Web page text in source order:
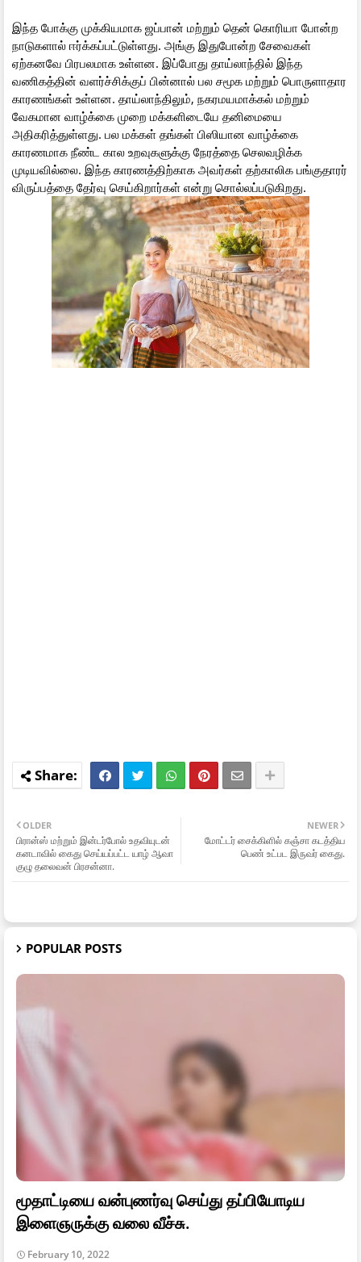
இந்த போக்கு முக்கியமாக ஜப்பான் மற்றும் தென் கொரியா போன்ற
நாடுகளால் ஈர்க்கப்பட்டுள்ளது. அங்கு இதுபோன்ற சேவைகள்
ஏற்கனவே பிரபலமாக உள்ளன. இப்போது தாய்லாந்தில் இந்த
வணிகத்தின் வளர்ச்சிக்குப் பின்னால் பல சமூக மற்றும் பொருளாதார
காரணங்கள் உள்ளன. தாய்லாந்திலும், நகரமயமாக்கல் மற்றும்
வேகமான வாழ்க்கை முறை மக்களிடையே தனிமையை
அதிகரித்துள்ளது. பல மக்கள் தங்கள் பிஸியான வாழ்க்கை
காரணமாக நீண்ட கால உறவுகளுக்கு நேரத்தை செலவழிக்க
முடியவில்லை. இந்த காரணத்திற்காக அவர்கள் தற்காலிக பங்குதாரர்
விருப்பத்தை தேர்வு செய்கிறார்கள் என்று சொல்லப்படுகிறது.
NEWER
மோட்டர் சைக்கிளில் கஞ்சா கடத்திய
பெண் உட்பட இருவர் கைது.
OLDER
பிரான்ஸ் மற்றும் இன்டர்போல் உதவியுடன்
கனடாவில் கைது செய்யப்பட்ட யாழ் ஆவா
குழு தலைவன் பிரசன்னா.
POPULAR POSTS
மூதாட்டியை வன்புணர்வு செய்து தப்பியோடிய
இளைஞருக்கு வலை வீச்சு.
February 10, 2022